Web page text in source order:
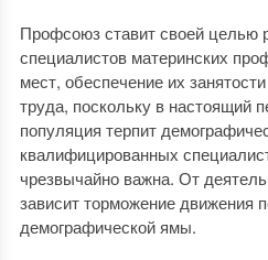
Профсоюз ставит своей целью
специалистов материнских
мест, обеспечение их
труда, поскольку в настоящий
популяция терпит
квалифицированных
чрезвычайно важна. От
зависит торможение движения
демографической ямы.